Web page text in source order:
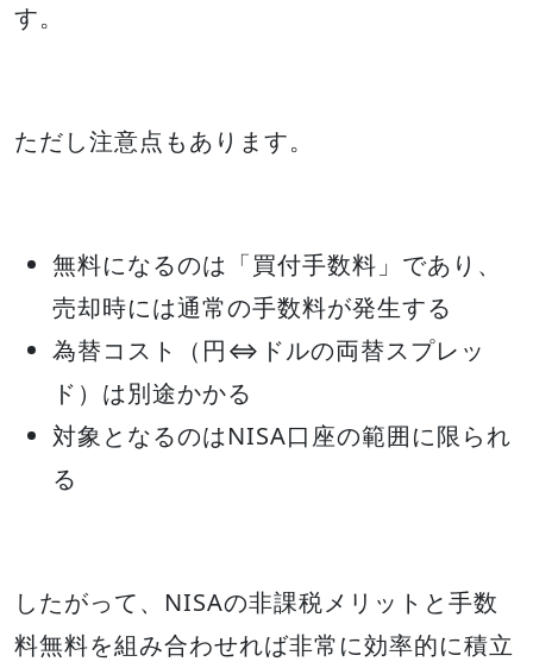
す。
ただし注意点もあります。
無料になるのは「買付手数料」であり、
売却時には通常の手数料が発生する
為替コスト（円⇔ドルの両替スプレッ
ド）は別途かかる
対象となるのはNISA口座の範囲に限られ
る
したがって、NISAの非課税メリットと手数
料無料を組み合わせれば非常に効率的に積立